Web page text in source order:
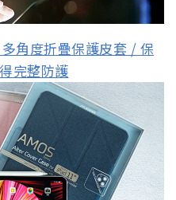
角度折疊保護皮套 / 保
完整防護